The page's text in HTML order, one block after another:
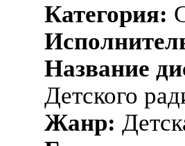
Категория:
Название
Детского
Жанр: